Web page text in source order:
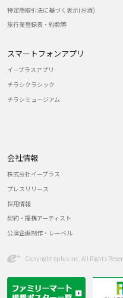
特定商取引法に基づく表示(お酒)
旅行業登録表・約款等
スマートフォンアプリ
イープラスアプリ
チラシクラシック
チラシミュージアム
会社情報
株式会社イープラス
プレスリリース
採用情報
契約・提携アーティスト
公演企画制作・レーベル
Copyright eplus inc. All Rights